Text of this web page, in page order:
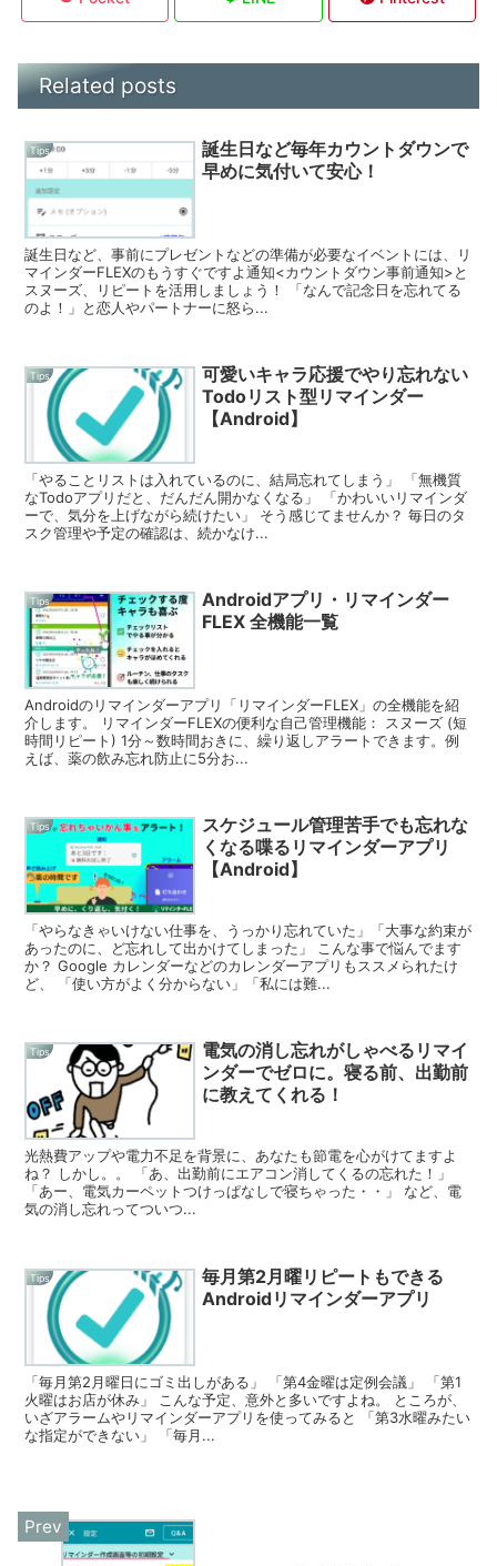
Related posts
Tips
誕生日など毎年カウントダウンで
早めに気付いて安心！
誕生日など、事前にプレゼントなどの準備が必要なイベントには、リ
マインダーFLEXのもうすぐですよ通知<カウントダウン事前通知>と
スヌーズ、リピートを活用しましょう！ 「なんで記念日を忘れてる
のよ！」と恋人やパートナーに怒ら...
Tips
可愛いキャラ応援でやり忘れない
Todoリスト型リマインダー
【Android】
「やることリストは入れているのに、結局忘れてしまう」 「無機質
なTodoアプリだと、だんだん開かなくなる」 「かわいいリマインダ
ーで、気分を上げながら続けたい」 そう感じてませんか？ 毎日のタ
スク管理や予定の確認は、続かなけ...
Tips
Androidアプリ・リマインダー
FLEX 全機能一覧
Androidのリマインダーアプリ「リマインダーFLEX」の全機能を紹
介します。 リマインダーFLEXの便利な自己管理機能： スヌーズ (短
時間リピート) 1分～数時間おきに、繰り返しアラートできます。例
えば、薬の飲み忘れ防止に5分お...
Tips
スケジュール管理苦手でも忘れな
くなる喋るリマインダーアプリ
【Android】
「やらなきゃいけない仕事を、うっかり忘れていた」「大事な約束が
あったのに、ど忘れして出かけてしまった」 こんな事で悩んでます
か？ Google カレンダーなどのカレンダーアプリもススメられたけ
ど、 「使い方がよく分からない」「私には難...
Tips
電気の消し忘れがしゃべるリマイ
ンダーでゼロに。寝る前、出勤前
に教えてくれる！
光熱費アップや電力不足を背景に、あなたも節電を心がけてますよ
ね？ しかし。。 「あ、出勤前にエアコン消してくるの忘れた！」
「あー、電気カーペットつけっぱなしで寝ちゃった・・」 など、電
気の消し忘れってついつ...
Tips
毎月第2月曜リピートもできる
Androidリマインダーアプリ
「毎月第2月曜日にゴミ出しがある」 「第4金曜は定例会議」 「第1
火曜はお店が休み」 こんな予定、意外と多いですよね。 ところが、
いざアラームやリマインダーアプリを使ってみると 「第3水曜みたい
な指定ができない」 「毎月...